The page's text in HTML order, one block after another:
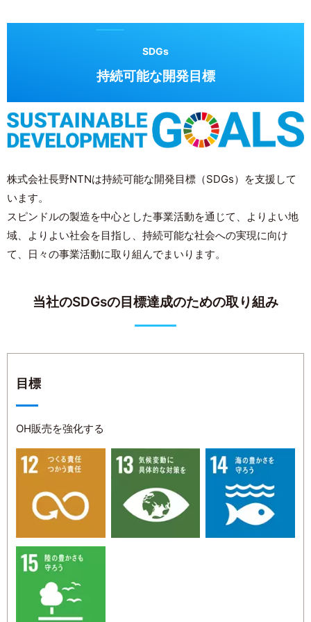
SDGs
持続可能な開発目標
株式会社長野NTNは持続可能な開発目標（SDGs）を支援して
います。
スピンドルの製造を中心とした事業活動を通じて、よりよい地
域、よりよい社会を目指し、 持続可能な社会への実現に向け
て、日々の事業活動に取り組んでまいります。
当社のSDGsの目標達成のための取り組み
目標
OH販売を強化する